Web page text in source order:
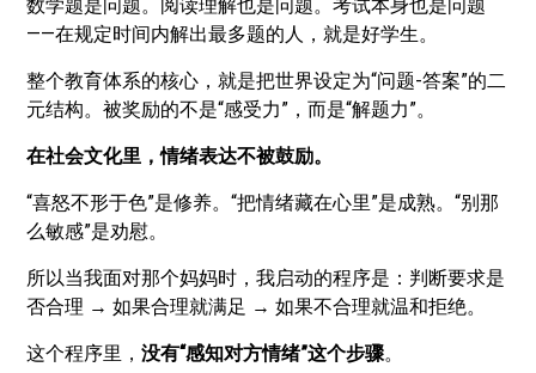
数学题是问题。阅读理解也是问题。考试本身也是问题
——在规定时间内解出最多题的人，就是好学生。
整个教育体系的核心，就是把世界设定为“问题-答案”的二
元结构。被奖励的不是“感受力”，而是“解题力”。
在社会文化里，情绪表达不被鼓励。
“喜怒不形于色”是修养。“把情绪藏在心里”是成熟。“别那
么敏感”是劝慰。
所以当我面对那个妈妈时，我启动的程序是：判断要求是
否合理 → 如果合理就满足 → 如果不合理就温和拒绝。
这个程序里，没有“感知对方情绪”这个步骤。